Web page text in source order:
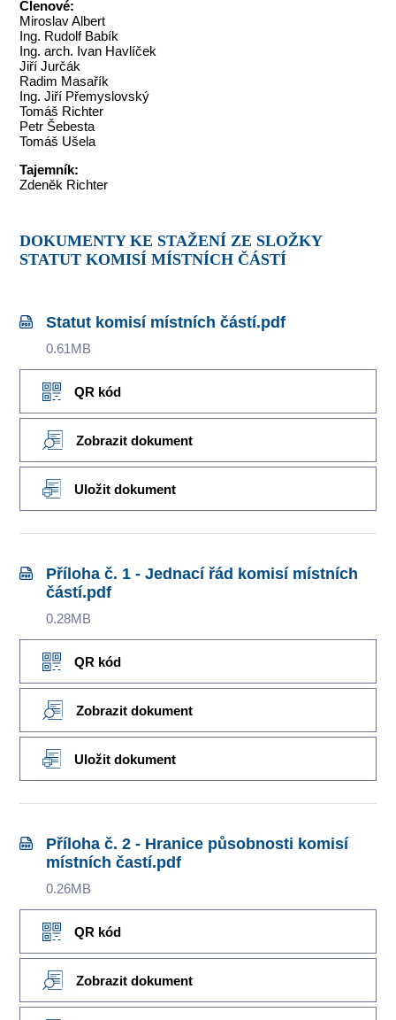
Členové:
Miroslav Albert
Ing. Rudolf Babík
Ing. arch. Ivan Havlíček
Jiří Jurčák
Radim Masařík
Ing. Jiří Přemyslovský
Tomáš Richter
Petr Šebesta
Tomáš Ušela
Tajemník:
Zdeněk Richter
DOKUMENTY KE STAŽENÍ ZE SLOŽKY
STATUT KOMISÍ MÍSTNÍCH ČÁSTÍ
Statut komisí místních částí.pdf
0.61MB
QR kód
Zobrazit dokument
Uložit dokument
Příloha č. 1 - Jednací řád komisí místních
částí.pdf
0.28MB
QR kód
Zobrazit dokument
Uložit dokument
Příloha č. 2 - Hranice působnosti komisí
místních častí.pdf
0.26MB
QR kód
Zobrazit dokument